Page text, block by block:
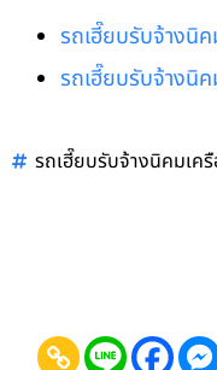
รถเฮี๊ยบรับจ้างนิ
รถเฮี๊ยบรับจ้างนิ
รถเฮี๊ยบรับจ้างนิคมเ